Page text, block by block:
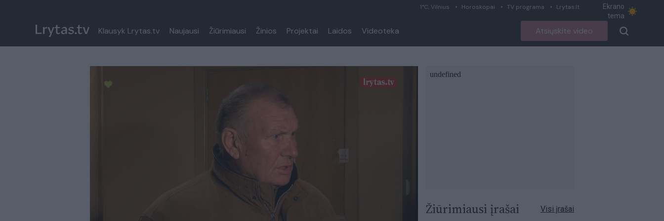
1°C, Vilnius Horoskopai TV programa Lrytas.lt
Ekrano
tema
Klausyk Lrytas.tv Naujausi Žiūrimiausi Žinios Projektai Laidos Videoteka Atsiųskite video
Žiūrimiausi įrašai Visi įrašai